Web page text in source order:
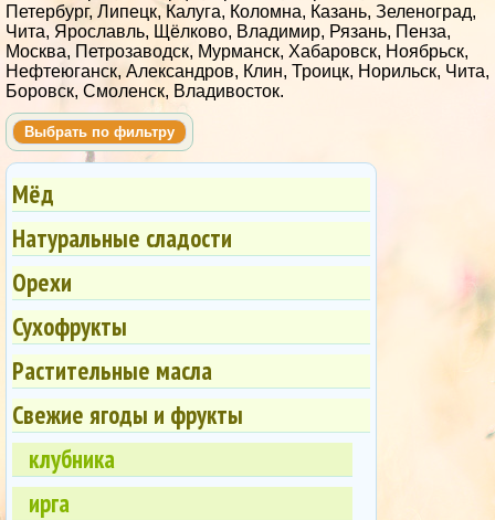
Петербург, Липецк, Калуга, Коломна, Казань, Зеленоград,
Чита, Ярославль, Щёлково, Владимир, Рязань, Пенза,
Москва, Петрозаводск, Мурманск, Хабаровск, Ноябрьск,
Нефтеюганск, Александров, Клин, Троицк, Норильск, Чита,
Боровск, Смоленск, Владивосток.
Выбрать по фильтру
Мёд
Натуральные сладости
Орехи
Сухофрукты
Растительные масла
Свежие ягоды и фрукты
клубника
ирга